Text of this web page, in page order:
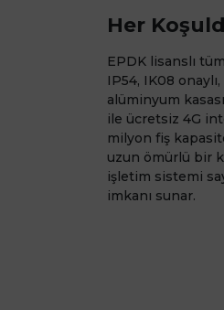
Her
EPDK lisanslı
IP54, IK08 onaylı,
alüminyum
ile ücretsiz 4G
milyon fiş
uzun ömürlü bir
işletim sistemi
imkanı sunar.